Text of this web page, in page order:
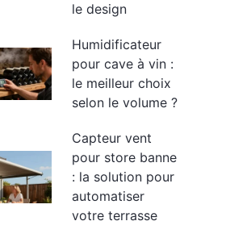
le design
Humidificateur
pour cave à vin :
le meilleur choix
selon le volume ?
Capteur vent
pour store banne
: la solution pour
automatiser
votre terrasse